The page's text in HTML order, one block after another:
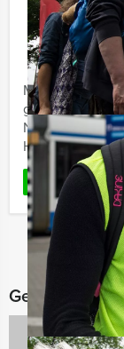
Met vrienden
groepsuitje
Nederland of
Holland Tour ...
LEES MEER
Gerelateerde